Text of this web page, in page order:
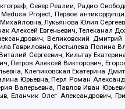
Север.Реалии, Радио
Project, Первое
Лукьянова Юлия
Евгеньевич, Телеканал
Великовский Дмитрий
Гавриловна, Костылева Полина
Сергеевич, Кильтау
Петров Алексей Викторович,
Клепиковская Екатерина
Юрьевна, Перл Роман
Валерьевна, Павлов Иван
Олег Александрович,